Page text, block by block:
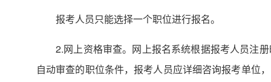
报考人员只能选择一个职位进行报名。
2.网上资格审查。网上报名系统根据报考人员注
自动审查的职位条件，报考人员应详细咨询报考单位